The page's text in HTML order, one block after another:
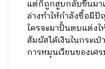
แต่ก็ถูกสูบกลับขึ้นมา
ล่างทำให้กำลังซื้อมีปั
ใครจะมาปั้นตบแต่ง
สัมผัสได้เงินใน​กระเ
การหมุนเวียนของเศ